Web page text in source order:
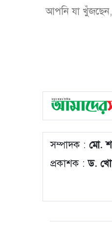
আপনি যা খুঁজছেন,
সম্পাদক : মো.
প্রকাশক :ড.